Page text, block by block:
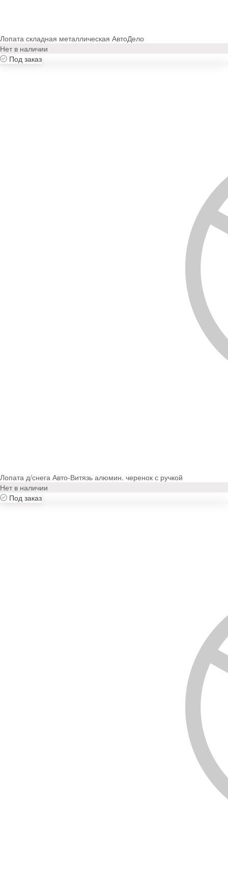
Лопата складная металлическая АвтоДело
Нет в наличии
Под заказ
Лопата д/снега Авто-Витязь алюмин. черенок с ручкой
Нет в наличии
Под заказ